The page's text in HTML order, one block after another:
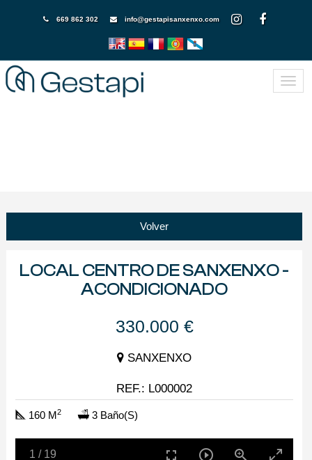
669 862 302 info@gestapisanxenxo.com
Volver
LOCAL CENTRO DE SANXENXO -
ACONDICIONADO
330.000 €
SANXENXO
REF.: L000002
160 M2 3 Baño(s)
1 / 19